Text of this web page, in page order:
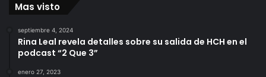
Mas visto
septiembre 4, 2024
Rina Leal revela detalles sobre su salida de HCH en el
podcast “2 Que 3”
enero 27, 2023